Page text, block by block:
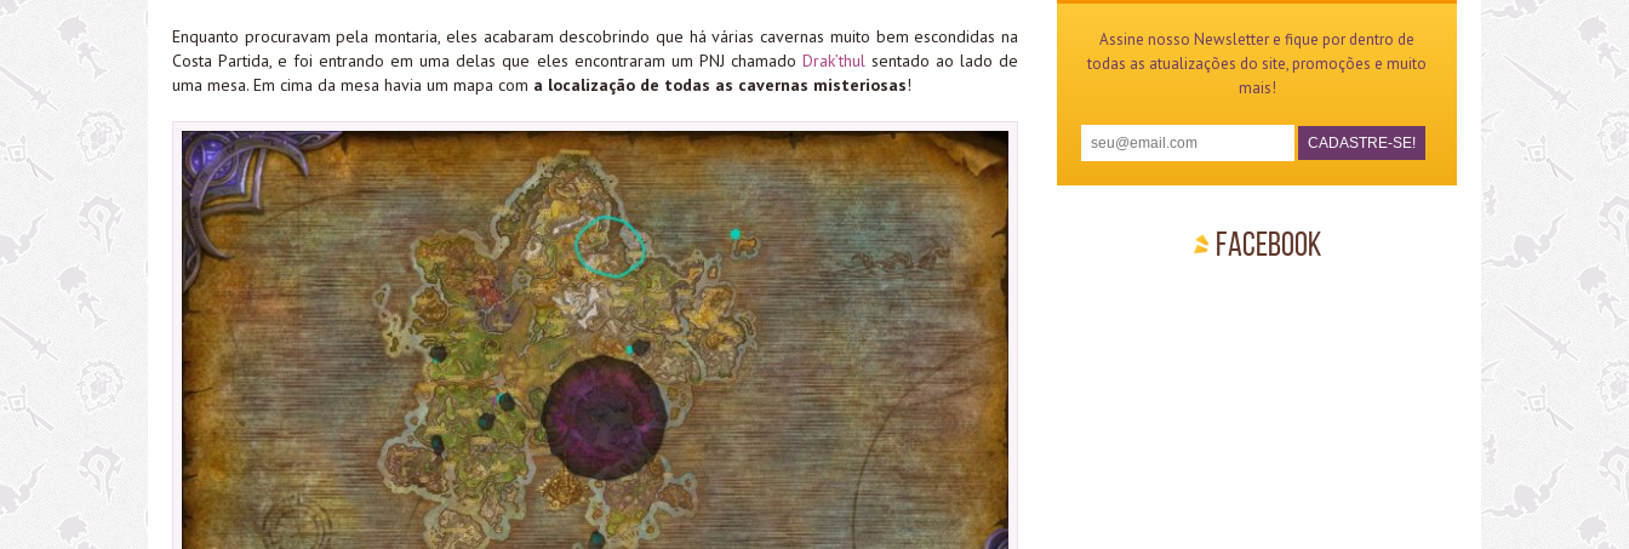
Enquanto procuravam pela montaria, eles acabaram descobrindo que há várias cavernas muito bem escondidas na
Costa Partida, e foi entrando em uma delas que eles encontraram um PNJ chamado Drak’thulsentado ao lado de
uma mesa. Em cima da mesa havia um mapa com a localização de todas as cavernas misteriosas!
Assine nosso Newsletter e fique por dentro de
todas as atualizações do site, promoções e muito
mais!
Facebook